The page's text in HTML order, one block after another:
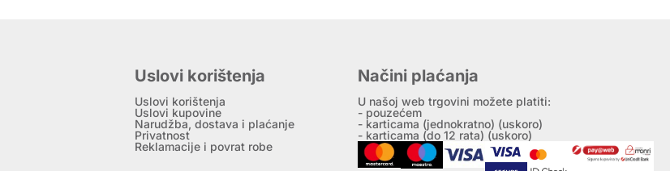
Uslovi korištenja
Uslovi korištenja
Uslovi kupovine
Narudžba, dostava i plaćanje
Privatnost
Reklamacije i povrat robe
Načini plaćanja
U našoj web trgovini možete platiti:
- pouzećem
- karticama (jednokratno) (uskoro)
- karticama (do 12 rata) (uskoro)